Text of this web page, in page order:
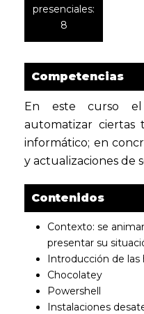
presenciales:
8
Competencias
En este curso
automatizar ciertas
informático; en
y actualizaciones de
Contenidos
Contexto: se
presentar su
Introducción de las
Chocolatey
Powershell
Instalaciones